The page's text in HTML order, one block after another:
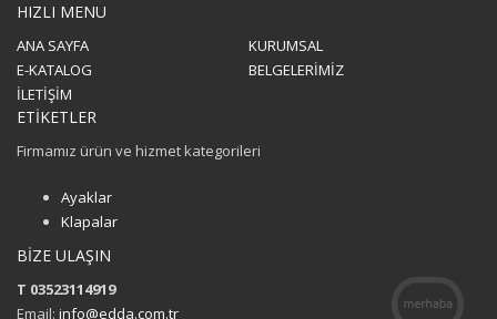
HIZLI MENU
ANA SAYFA
KURUMSAL
E-KATALOG
BELGELERİMİZ
İLETİŞİM
ETİKETLER
Firmamız ürün ve hizmet kategorileri
Ayaklar
Klapalar
BİZE ULAŞIN
T 03523114919
Email: info@edda.com.tr